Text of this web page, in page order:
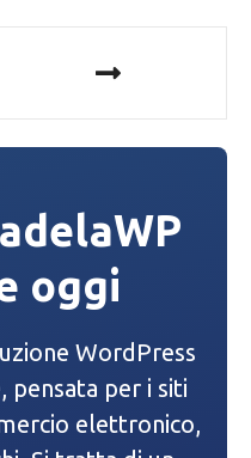
oggi
WordPress
pensata per i siti
elettronico,